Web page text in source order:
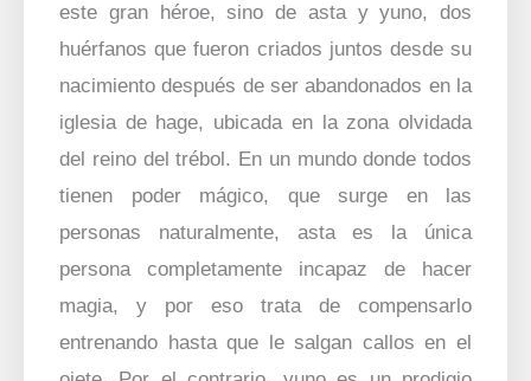
este gran héroe, sino de asta y yuno, dos
huérfanos que fueron criados juntos desde su
nacimiento después de ser abandonados en la
iglesia de hage, ubicada en la zona olvidada
del reino del trébol. En un mundo donde todos
tienen poder mágico, que surge en las
personas naturalmente, asta es la única
persona completamente incapaz de hacer
magia, y por eso trata de compensarlo
entrenando hasta que le salgan callos en el